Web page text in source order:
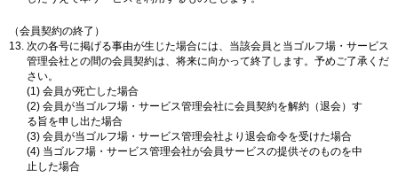
（会員契約の終了）
次の各号に掲げる事由が生じた場合には、当該会員と当ゴルフ場・サービス
管理会社との間の会員契約は、将来に向かって終了します。予めご了承くだ
さい。
(1) 会員が死亡した場合
(2) 会員が当ゴルフ場・サービス管理会社に会員契約を解約（退会）す
る旨を申し出た場合
(3) 会員が当ゴルフ場・サービス管理会社より退会命令を受けた場合
(4) 当ゴルフ場・サービス管理会社が会員サービスの提供そのものを中
止した場合